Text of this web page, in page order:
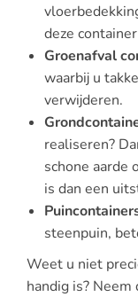
deze
Groenafval
waarbij u
verwijderen.
realiseren?
schone aarde
is dan een
steenpuin,
Weet u niet
handig is?